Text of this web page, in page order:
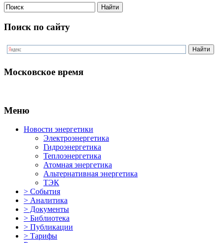
Поиск по сайту
Московское время
Меню
Новости энергетики
Электроэнергетика
Гидроэнергетика
Теплоэнергетика
Атомная энергетика
Альтернативная энергетика
ТЭК
> События
> Аналитика
> Документы
> Библиотека
> Публикации
> Тарифы